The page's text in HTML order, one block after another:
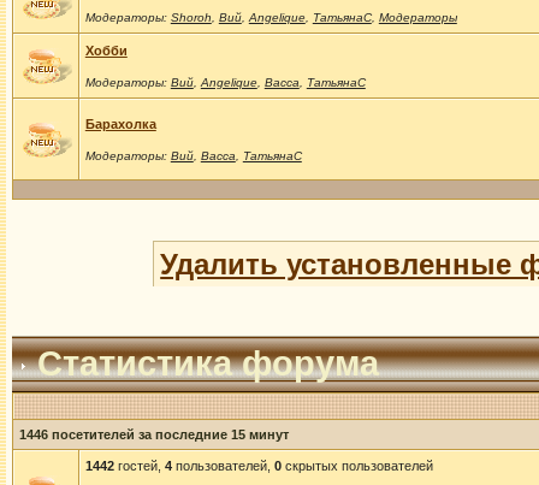
Модераторы: Shoroh Вий, Angelique, ТатьянаС, Модераторы
Хобби
Модераторы: Вий, Angelique, Васса ТатьянаС
Барахолка
Модераторы: Вий, Васса ТатьянаС
Удалить установленные
Статистика форума
1446 посетителей за последние 15 минут
1442гостей, 4пользователей, 0скрытых пользователей